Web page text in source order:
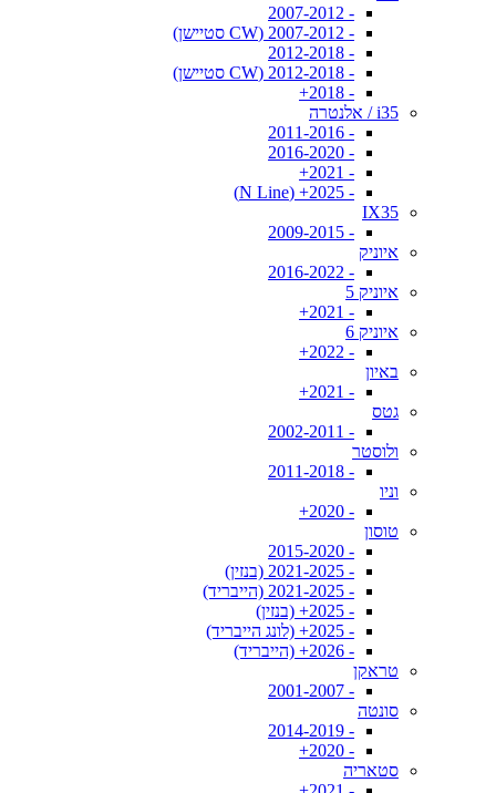
- 2007-2012
- 2007-2012 (CW סטיישן)
- 2012-2018
- 2012-2018 (CW סטיישן)
- 2018+
i35 / אלנטרה
- 2011-2016
- 2016-2020
- 2021+
- 2025+ (N Line)
IX35
- 2009-2015
איוניק
- 2016-2022
איוניק 5
- 2021+
איוניק 6
- 2022+
באיון
- 2021+
גטס
- 2002-2011
ולוסטר
- 2011-2018
וניו
- 2020+
טוסון
- 2015-2020
- 2021-2025 (בנזין)
- 2021-2025 (הייבריד)
- 2025+ (בנזין)
- 2025+ (לונג הייבריד)
- 2026+ (הייבריד)
טראקן
- 2001-2007
סונטה
- 2014-2019
- 2020+
סטאריה